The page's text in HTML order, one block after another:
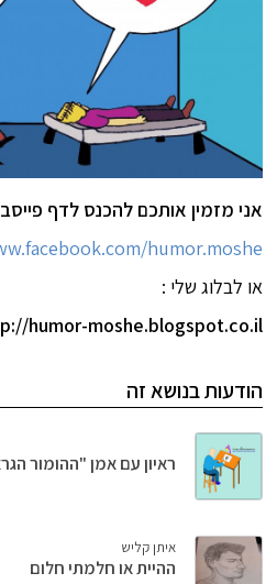
אני מזמין אותכם להכנס לדף
humor.moshe
או לבלוג שלי :
humor-moshe.blogspot.co.il
הודעות בנושא זה
ראיון עם אמן "ההומור
איתן קליש
ההיית או חלמתי חלום